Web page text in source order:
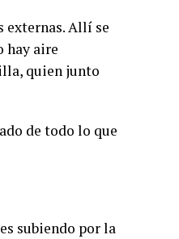
externas. Allí se
hay aire
quien junto
de todo lo que
subiendo por la